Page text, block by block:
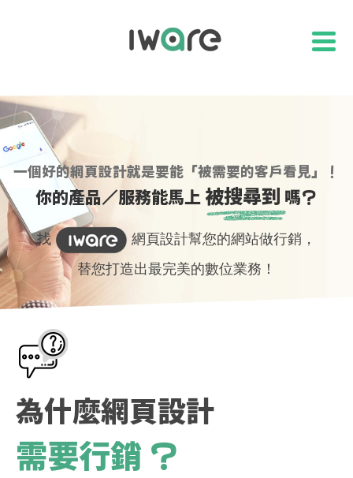
一個好的網頁設計就是要能「被需要的客戶看見」！
你的產品／服務能馬上被搜尋到 嗎？
找
網頁設計幫您的網站做行銷，
替您打造出最完美的數位業務！
為什麼網頁設計
需要行銷 ?